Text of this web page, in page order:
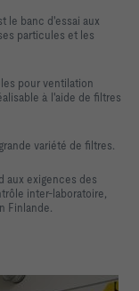
le banc d'essai aux
particules et les
pour ventilation
à l'aide de filtres
variété de filtres.
aux exigences des
inter-laboratoire,
Finlande.